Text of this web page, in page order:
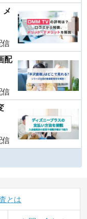
メ
信
配
信
信
とは